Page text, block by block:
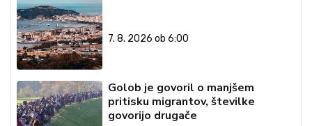
7. 8. 2026 ob 6:00
Golob je govoril o manjšem
pritisku migrantov, številke
govorijo drugače